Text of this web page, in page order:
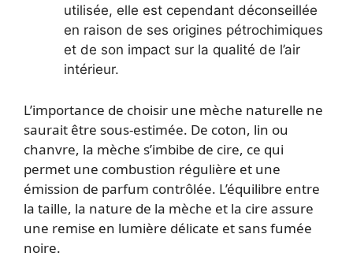
utilisée, elle est cependant déconseillée
en raison de ses origines pétrochimiques
et de son impact sur la qualité de l’air
intérieur.
L’importance de choisir une mèche naturelle ne
saurait être sous-estimée. De coton, lin ou
chanvre, la mèche s’imbibe de cire, ce qui
permet une combustion régulière et une
émission de parfum contrôlée. L’équilibre entre
la taille, la nature de la mèche et la cire assure
une remise en lumière délicate et sans fumée
noire.